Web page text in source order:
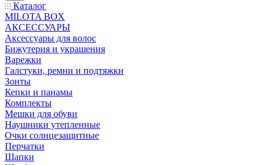
Каталог
MILOTA BOX
АКСЕССУАРЫ
Аксессуары для волос
Бижутерия и украшения
Варежки
Галстуки, ремни и подтяжки
Зонты
Кепки и панамы
Комплекты
Мешки для обуви
Наушники утепленные
Очки солнцезащитные
Перчатки
Шапки